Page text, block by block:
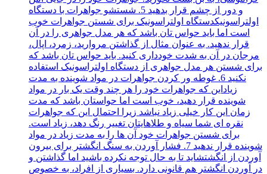
و دور از چشم قرار بدهید 5. شستشو جواهرات با دستگاه
اولتراسونیکدستگاه اولتراسونیک برای شستن جواهرات خوب
است اما باید حواس تان باشد که هر مدل جواهری را در آن
قرار ندهید. به عنوان مثال از گذاشتن مروارید، زمرد، اپال،
مرجان در آن به شدت خودداری کنید. باید حواس تان باشد که
برای شستن هر مدل جواهری از دستگاه اولتراسونیک استفاده
نکنید 6. غوطه ور کردن جواهرات در مواد شوینده به مدت
زیاداین که جواهرات خود را هر چند وقت یک بار در مواد
شوینده قرار دهید، خوب است اما حواستان باشد که مدت
زمان این کار خیلی زیاد نباشد زیرا احتمال این که جواهرات
نقره ای شما سیاه و طلاهایتان تغییر رنگ دهد، زیاد است.
برای شستن جواهرات خود آن ها را به مدت زیاد در مواد
شوینده قرار ندهید 7. فشار آوردن به سنگ انگشتر برای بیرون
آوردن از انگشتشاید تا به حال توجه نکرده باشید اما گذاشتن و
در آوردن انگشتر هم قانونی دارد. بسیاری از افراد، به خصوص